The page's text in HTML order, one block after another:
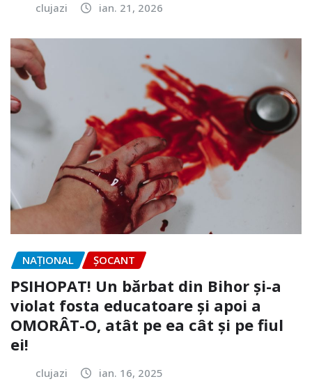
clujazi ian. 21, 2026
NAŢIONAL ȘOCANT
PSIHOPAT! Un bărbat din Bihor și-a
violat fosta educatoare și apoi a
OMORÂT-O, atât pe ea cât și pe fiul
ei!
clujazi ian. 16, 2025